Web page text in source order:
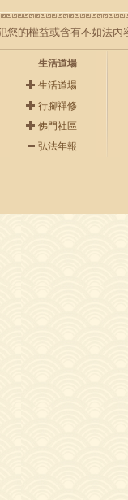
的權益或含有不如法內
生活道場
生活道場
行腳禪修
佛門社區
弘法年報